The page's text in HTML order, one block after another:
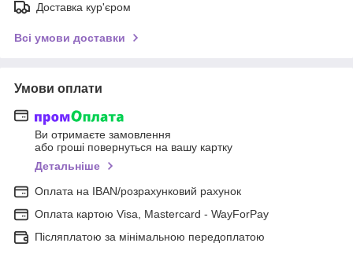
Доставка кур'єром
Всі умови доставки
Умови оплати
Ви отримаєте замовлення
або гроші повернуться на вашу картку
Детальніше
Оплата на IBAN/розрахунковий рахунок
Оплата картою Visa, Mastercard - WayForPay
Післяплатою за мінімальною передоплатою